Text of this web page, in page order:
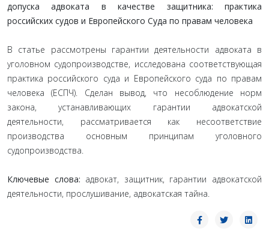
допуска адвоката в качестве защитника: практика
российских судов и Европейского Суда по правам человека
В статье рассмотрены гарантии деятельности адвоката в
уголовном судопроизводстве, исследована соответствующая
практика российского суда и Европейского суда по правам
человека (ЕСПЧ). Сделан вывод, что несоблюдение норм
закона, устанавливающих гарантии адвокатской
деятельности, рассматривается как несоответствие
производства основным принципам уголовного
судопроизводства.
Ключевые слова: адвокат, защитник, гарантии адвокатской
деятельности, прослушивание, адвокатская тайна.